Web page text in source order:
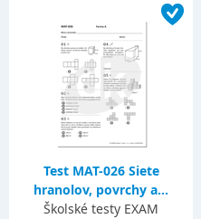
Test MAT-026 Siete
hranolov, povrchy a...
Školské testy EXAM